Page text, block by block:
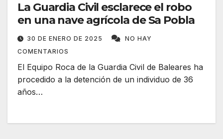
La Guardia Civil esclarece el robo
en una nave agrícola de Sa Pobla
30 DE ENERO DE 2025
NO HAY
COMENTARIOS
El Equipo Roca de la Guardia Civil de Baleares ha
procedido a la detención de un individuo de 36
años…